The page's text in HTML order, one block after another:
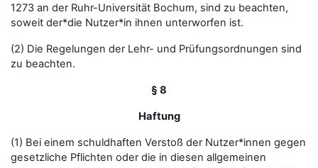
1273 an der Ruhr-Universität Bochum, sind zu beachten,
soweit der*die Nutzer*in ihnen unterworfen ist.
(2) Die Regelungen der Lehr- und Prüfungsordnungen sind
zu beachten.
§ 8
Haftung
(1) Bei einem schuldhaften Verstoß der Nutzer*innen gegen
gesetzliche Pflichten oder die in diesen allgemeinen